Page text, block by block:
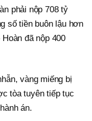
phải nộp 708 tỷ
số tiền buôn lậu hơn
đã nộp 400
vàng miếng bị
tòa tuyên tiếp tục
án.